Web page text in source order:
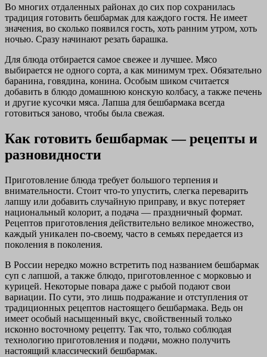
Во многих отдаленных районах до сих пор сохранилась
традиция готовить бешбармак для каждого гостя. Не имеет
значения, во сколько появился гость, хоть ранним утром, хоть
ночью. Сразу начинают резать барашка.
Для блюда отбирается самое свежее и лучшее. Мясо
выбирается не одного сорта, а как минимум трех. Обязательно
баранина, говядина, конина. Особым шиком считается
добавить в блюдо домашнюю конскую колбасу, а также печень
и другие кусочки мяса. Лапша для бешбармака всегда
готовиться заново, чтобы была свежая.
Как готовить бешбармак — рецепты и
разновидности
Приготовление блюда требует большого терпения и
внимательности. Стоит что-то упустить, слегка переварить
лапшу или добавить случайную приправу, и вкус потеряет
национальный колорит, а подача — праздничный формат.
Рецептов приготовления действительно великое множество,
каждый уникален по-своему, часто в семьях передается из
поколения в поколения.
В России нередко можно встретить под названием бешбармак
суп с лапшой, а также блюдо, приготовленное с морковью и
курицей. Некоторые повара даже с рыбой подают свои
вариации. По сути, это лишь подражание и отступления от
традиционных рецептов настоящего бешбармака. Ведь он
имеет особый насыщенный вкус, свойственный только
исконно восточному рецепту. Так что, только соблюдая
технологию приготовления и подачи, можно получить
настоящий классический бешбармак.